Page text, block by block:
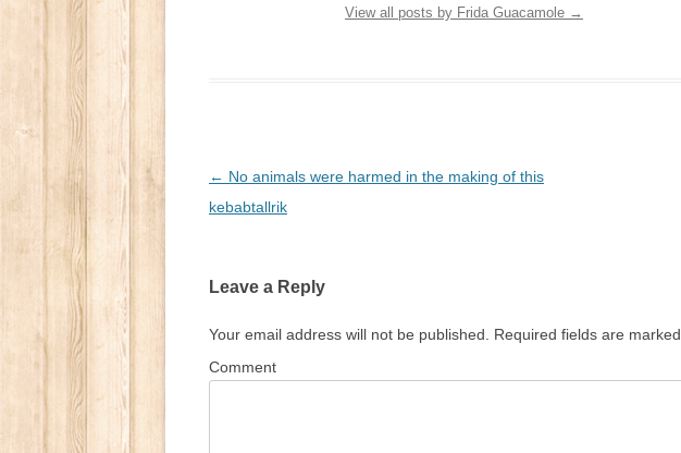
View all posts by Frida Guacamole →
Post
navigation
← No animals were harmed in the making of this
kebabtallrik
Leave a Reply
Your email address will not be published. Required fields are marked
Comment